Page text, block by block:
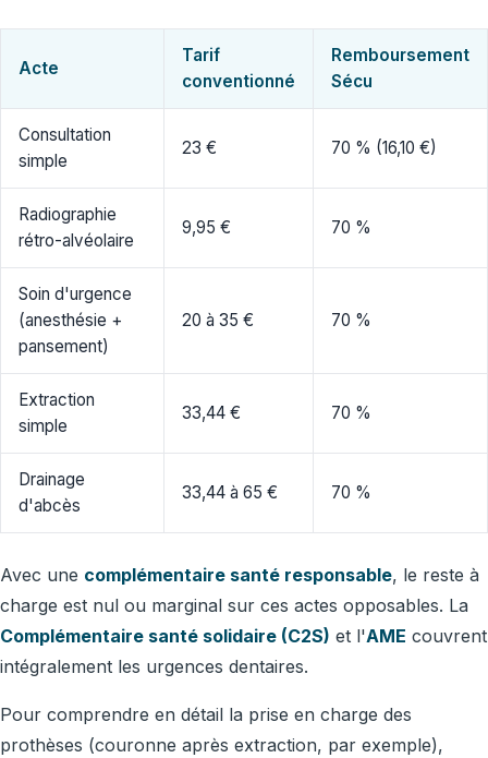
Acte
Tarif
conventionné
Remboursement
Sécu
Consultation
simple
23 € 70 % (16,10 €)
Radiographie
rétro-alvéolaire
9,95 € 70 %
Soin d'urgence
(anesthésie +
pansement)
20 à 35 € 70 %
Extraction
simple
33,44 € 70 %
Drainage
d'abcès
33,44 à 65 € 70 %
Avec une complémentaire santé responsable, le reste à
charge est nul ou marginal sur ces actes opposables. La
Complémentaire santé solidaire (C2S) et l'AME couvrent
intégralement les urgences dentaires.
Pour comprendre en détail la prise en charge des
prothèses (couronne après extraction, par exemple),